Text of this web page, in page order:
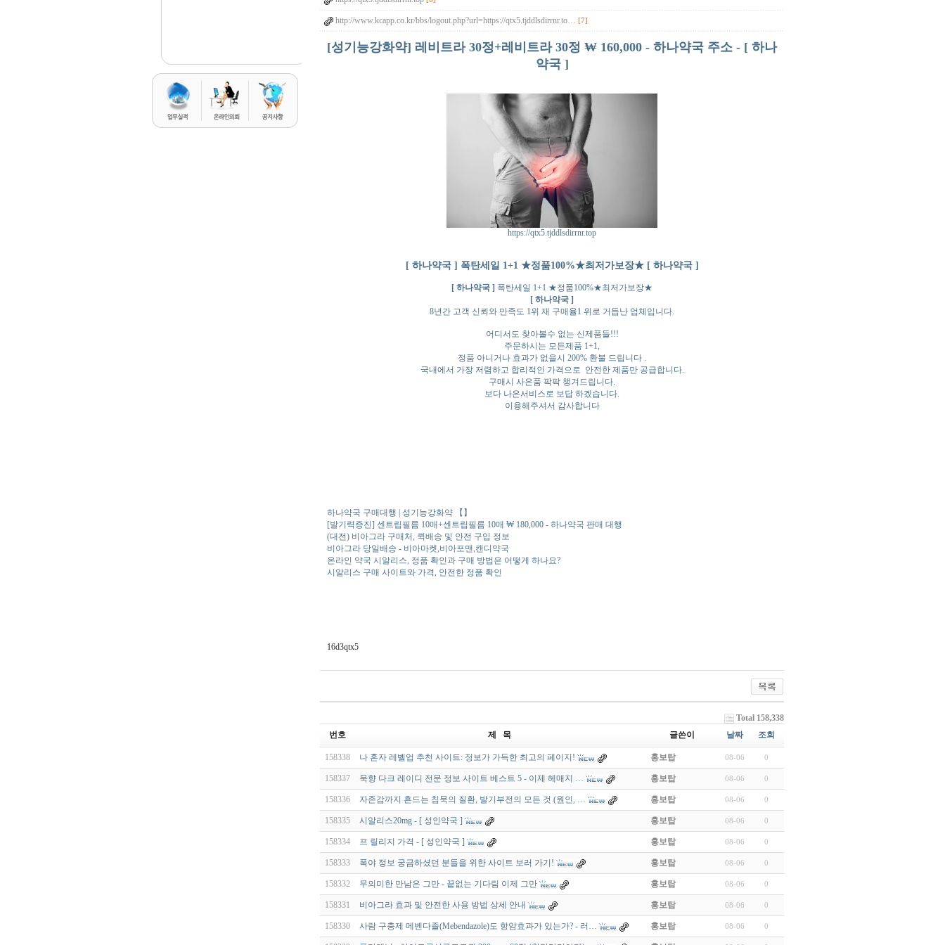
http://www.kcapp.co.kr/bbs/logout.php?url=https://qtx5.tjddlsdirrnr.to… [7]
[성기능강화약] 레비트라 30정+레비트라 30정 ₩ 160,000 - 하나약국 주소 - [ 하나
약국 ]
https://qtx5.tjddlsdirrnr.top
[ 하나약국 ] 폭탄세일 1+1 ★정품100%★최저가보장★ [ 하나약국 ]
[ 하나약국 ] 폭탄세일 1+1 ★정품100%★최저가보장★
[ 하나약국 ]
8년간 고객 신뢰와 만족도 1위 재 구매율1 위로 거듭난 업체입니다.
어디서도 찾아볼수 없는 신제품들!!!
주문하시는 모든제품 1+1,
정품 아니거나 효과가 없을시 200% 환불 드립니다 .
국내에서 가장 저렴하고 합리적인 가격으로 안전한 제품만 공급합니다.
구매시 사은품 팍팍 챙겨드립니다.
보다 나은서비스로 보답 하겠습니다.
이용해주셔서 감사합니다
하나약국 구매대행 | 성기능강화약 【】
[발기력증진] 센트립필름 10매+센트립필름 10매 ₩ 180,000 - 하나약국 판매 대행
(대전) 비아그라 구매처, 퀵배송 및 안전 구입 정보
비아그라 당일배송 - 비아마켓,비아포맨,캔디약국
온라인 약국 시알리스, 정품 확인과 구매 방법은 어떻게 하나요?
시알리스 구매 사이트와 가격, 안전한 정품 확인
16d3qtx5
Total 158,338
번호
제 목 글쓴이 날짜 조회
158338 나 혼자 레벨업 추천 사이트: 정보가 가득한 최고의 페이지! 홍보탑 08-06 0
158337 묵향 다크 레이디 전문 정보 사이트 베스트 5 - 이제 헤매지 … 홍보탑 08-06 0
158336 자존감까지 흔드는 침묵의 질환, 발기부전의 모든 것 (원인, … 홍보탑 08-06 0
158335 시알리스20mg - [ 성인약국 ] 홍보탑 08-06 0
158334 프 릴리지 가격 - [ 성인약국 ] 홍보탑 08-06 0
158333 폭야 정보 궁금하셨던 분들을 위한 사이트 보러 가기! 홍보탑 08-06 0
158332 무의미한 만남은 그만 - 끝없는 기다림 이제 그만 홍보탑 08-06 0
158331 비아그라 효과 및 안전한 사용 방법 상세 안내 홍보탑 08-06 0
158330 사람 구충제 메벤다졸(Mebendazole)도 항암효과가 있는가? - 러… 홍보탑 08-06 0